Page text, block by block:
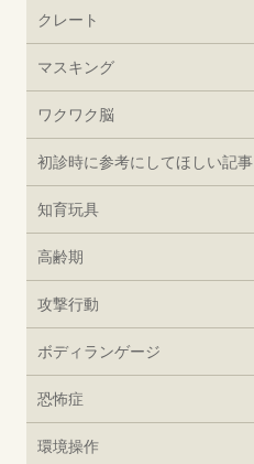
クレート
マスキング
ワクワク脳
初診時に参考にしてほしい記事
知育玩具
高齢期
攻撃行動
ボディランゲージ
恐怖症
環境操作